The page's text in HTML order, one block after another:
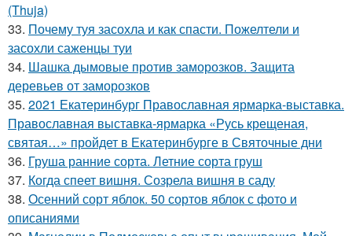
(Thuja)
33. Почему туя засохла и как спасти. Пожелтели и
засохли саженцы туи
34. Шашка дымовые против заморозков. Защита
деревьев от заморозков
35. 2021 Екатеринбург Православная ярмарка-выставка.
Православная выставка-ярмарка «Русь крещеная,
святая…» пройдет в Екатеринбурге в Святочные дни
36. Груша ранние сорта. Летние сорта груш
37. Когда спеет вишня. Созрела вишня в саду
38. Осенний сорт яблок. 50 сортов яблок с фото и
описаниями